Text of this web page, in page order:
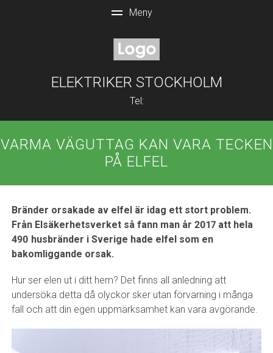
ELEKTRIKER STOCKHOLM
Tel:
VARMA VÄGUTTAG KAN VARA TECKEN
PÅ ELFEL
Bränder orsakade av elfel är idag ett stort problem.
Från Elsäkerhetsverket så fann man år 2017 att hela
490 husbränder i Sverige hade elfel som en
bakomliggande orsak.
Hur ser elen ut i ditt hem? Det finns all anledning att
undersöka detta då olyckor sker utan förvarning i många
fall och att din egen uppmärksamhet kan vara avgörande.